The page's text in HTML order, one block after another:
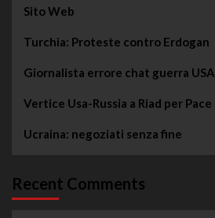
Sito Web
Turchia: Proteste contro Erdogan
Giornalista errore chat guerra USA
Vertice Usa-Russia a Riad per Pace
Ucraina: negoziati senza fine
Recent Comments